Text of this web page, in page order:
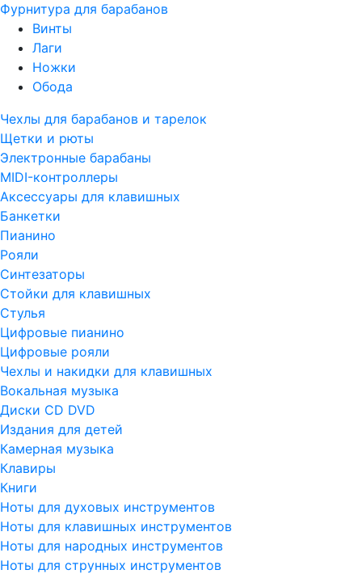
Фурнитура для барабанов
Винты
Лаги
Ножки
Обода
Чехлы для барабанов и тарелок
Щетки и рюты
Электронные барабаны
MIDI-контроллеры
Аксессуары для клавишных
Банкетки
Пианино
Рояли
Синтезаторы
Стойки для клавишных
Стулья
Цифровые пианино
Цифровые рояли
Чехлы и накидки для клавишных
Вокальная музыка
Диски CD DVD
Издания для детей
Камерная музыка
Клавиры
Книги
Ноты для духовых инструментов
Ноты для клавишных инструментов
Ноты для народных инструментов
Ноты для струнных инструментов